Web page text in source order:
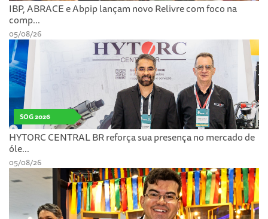
IBP, ABRACE e Abpip lançam novo Relivre com foco na
comp...
05/08/26
SOG 2026
HYTORC CENTRAL BR reforça sua presença no mercado de
óle...
05/08/26